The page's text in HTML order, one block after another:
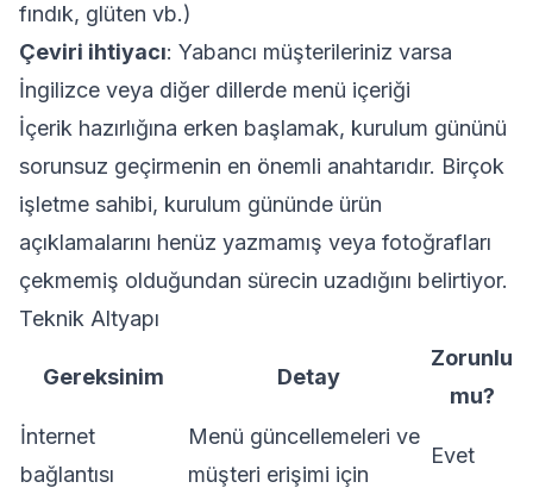
fındık, glüten vb.)
Çeviri ihtiyacı: Yabancı müşterileriniz varsa
İngilizce veya diğer dillerde menü içeriği
İçerik hazırlığına erken başlamak, kurulum gününü
sorunsuz geçirmenin en önemli anahtarıdır. Birçok
işletme sahibi, kurulum gününde ürün
açıklamalarını henüz yazmamış veya fotoğrafları
çekmemiş olduğundan sürecin uzadığını belirtiyor.
Teknik Altyapı
Gereksinim Detay
Zorunlu
mu?
İnternet
bağlantısı
Menü güncellemeleri ve
müşteri erişimi için
Evet